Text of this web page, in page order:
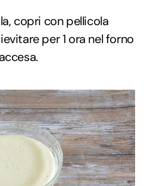
copri con pellicola
per 1 ora nel forno